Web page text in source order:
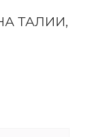
ТАЛИИ,